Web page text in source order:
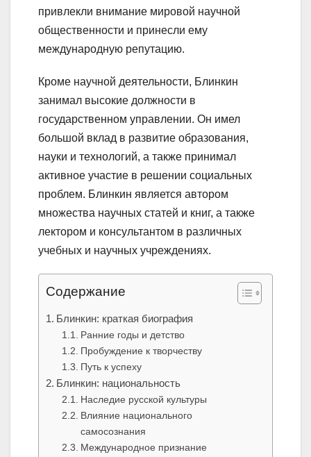
привлекли внимание мировой научной
общественности и принесли ему
международную репутацию.
Кроме научной деятельности, Блинкин
занимал высокие должности в
государственном управлении. Он имел
большой вклад в развитие образования,
науки и технологий, а также принимал
активное участие в решении социальных
проблем. Блинкин является автором
множества научных статей и книг, а также
лектором и консультантом в различных
учебных и научных учреждениях.
Содержание
Блинкин: краткая биография
Ранние годы и детство
Пробуждение к творчеству
Путь к успеху
Блинкин: национальность
Наследие русской культуры
Влияние национального
самосознания
Международное признание